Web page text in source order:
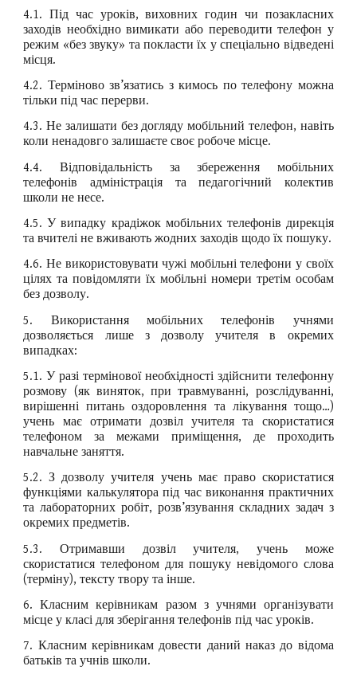
4.1. Під час уроків, виховних годин чи позакласних
заходів необхідно вимикати або переводити телефон у
режим «без звуку» та покласти їх у спеціально відведені
місця.
4.2. Терміново зв’язатись з кимось по телефону можна
тільки під час перерви.
4.3. Не залишати без догляду мобільний телефон, навіть
коли ненадовго залишаєте своє робоче місце.
4.4. Відповідальність за збереження мобільних
телефонів адміністрація та педагогічний колектив
школи не несе.
4.5. У випадку крадіжок мобільних телефонів дирекція
та вчителі не вживають жодних заходів щодо їх пошуку.
4.6. Не використовувати чужі мобільні телефони у своїх
цілях та повідомляти їх мобільні номери третім особам
без дозволу.
5. Використання мобільних телефонів учнями
дозволяється лише з дозволу учителя в окремих
випадках:
5.1. У разі термінової необхідності здійснити телефонну
розмову (як виняток, при травмуванні, розслідуванні,
вирішенні питань оздоровлення та лікування тощо…)
учень має отримати дозвіл учителя та скористатися
телефоном за межами приміщення, де проходить
навчальне заняття.
5.2. З дозволу учителя учень має право скористатися
функціями калькулятора під час виконання практичних
та лабораторних робіт, розв’язування складних задач з
окремих предметів.
5.3. Отримавши дозвіл учителя, учень може
скористатися телефоном для пошуку невідомого слова
(терміну), тексту твору та інше.
6. Класним керівникам разом з учнями організувати
місце у класі для зберігання телефонів під час уроків.
7. Класним керівникам довести даний наказ до відома
батьків та учнів школи.